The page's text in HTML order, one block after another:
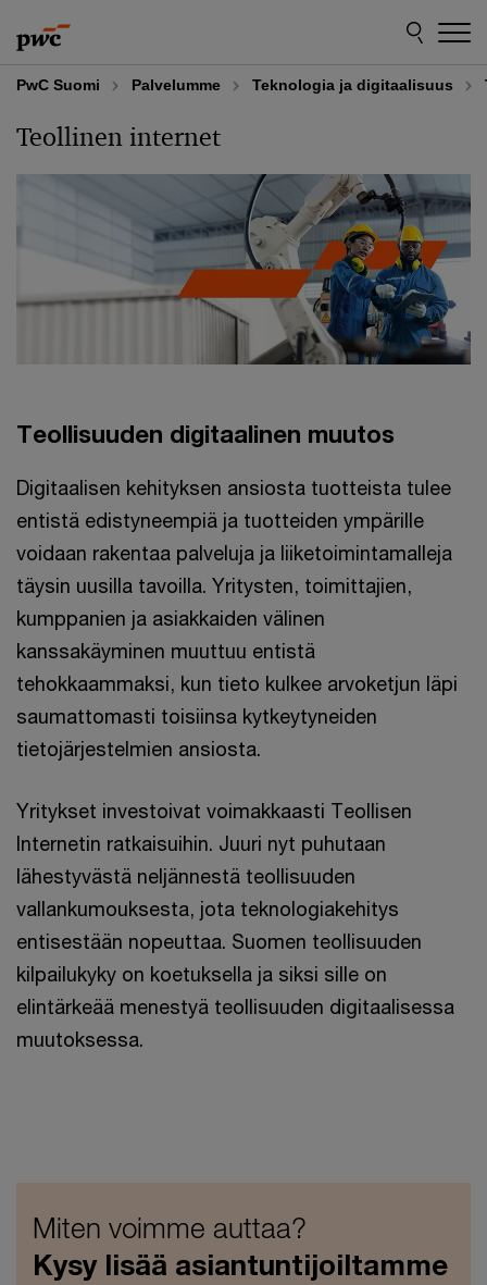
to
content
to
footer
PwC Suomi Palvelumme Teknologia ja digitaalisuus
Teollinen internet
Teollisuuden digitaalinen muutos
Digitaalisen kehityksen ansiosta tuotteista tulee
entistä edistyneempiä ja tuotteiden ympärille
voidaan rakentaa palveluja ja liiketoimintamalleja
täysin uusilla tavoilla. Yritysten, toimittajien,
kumppanien ja asiakkaiden välinen
kanssakäyminen muuttuu entistä
tehokkaammaksi, kun tieto kulkee arvoketjun läpi
saumattomasti toisiinsa kytkeytyneiden
tietojärjestelmien ansiosta.
Yritykset investoivat voimakkaasti Teollisen
Internetin ratkaisuihin. Juuri nyt puhutaan
lähestyvästä neljännestä teollisuuden
vallankumouksesta, jota teknologiakehitys
entisestään nopeuttaa. Suomen teollisuuden
kilpailukyky on koetuksella ja siksi sille on
elintärkeää menestyä teollisuuden digitaalisessa
muutoksessa.
Miten voimme auttaa?
Kysy lisää asiantuntijoiltamme